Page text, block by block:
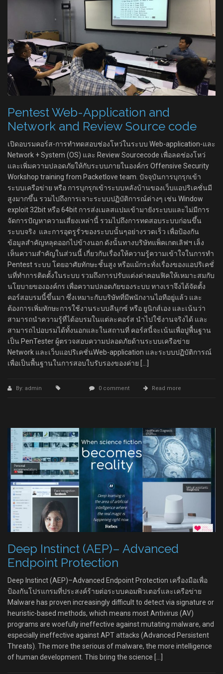
Pentest Web-Application and
Network and Review Source code
เปิดอบรมคอร์ส-การทำทดสอบช่องโหว่ในระบบ Web-application-และ
Network + System (OS) และ Review Sourcecode เพื่อลดช่องโหว่
และเพิ่มความปลอดภัยให้กับระบบภายในองค์กร Offensive Security
Workshop training from Packetlove team. ปัจจุบันการบุกรุกเข้า
ระบบเครือข่าย หรือ การบุกรุกเข้าระบบหลังบ้านของเว็บแอปริเคชั่นมี
สูงมากขึ้น รวมไปถึงการเจาะระบบปฏิบัติการณ์ต่างๆ เช่น Window
exploit 32bit หรือ 64bit การส่งเมลสแปมเข้ามายังระบบและไม่มีการ
จัดการปัญหาความเสี่ยงเหล่านี้ รวมไปถึงการทดสอบระบบก่อนขึ้น
ระบบจริง และการอุดรูรั่วของระบบนั้นๆอย่างรวดเร็ว เพื่อป้องกัน
ข้อมูลสำคัญหลุดออกไปข้างนอก ดังนั้นทางบริษัทแพ็คเกตเลิฟฯ เล็ง
เห็นความสำคัญในส่วนนี้ เกี่ยวกับเรื่องให้ความรู้ความเข้าใจในการทำ
Pentest ระบบ โดยอาศัยทักษะชั้นสูง หรือแม้กระทั่งเรื่องของแอปริเคชั่
นที่ทำการติดตั้งในระบบ รวมถึงการปรับแต่งค่าคอนฟิคให้เหมาะสมกับ
นโยบายขององค์กร เพื่อความปลอดภัยของระบบ ทางเราจึงได้จัดตั้ง
คอร์สอบรมนี้ขึ้นมา ซึ่งเหมาะกับบริษัทที่มีพนักงานไอทีอยู่แล้ว และ
ต้องการเพิ่มทักษะการใช้งานระบบลีนุกซ์ หรือ ยูนิกส์เอง และเน้นว่า
สามารถนำความรู้ที่ได้อบรมในแต่ละคอร์ส นำไปใช้งานจริงได้ และ
สามารถไปอบรมได้ทั้งนอกและในสถานที่ คอร์สนี้จะเน้นเพื่อปูพื้นฐาน
เป็น PenTester ผู้ตรวจสอบความปลอดภัยด้านระบบเครือข่าย
Network และเว็บแอปริเคชั่นWeb-application และระบบปฏิบัติการณ์
เพื่อเป็นพื้นฐานในการสอบใบรับรองของค่าย […]
By: admin 0 comment Read more
Deep Instinct (AEP)– Advanced
Endpoint Protection
Deep Instinct (AEP)–Advanced Endpoint Protection เครื่องมือเพื่อ
ป้องกันโปรแกรมที่ประสงค์ร้ายต่อระบบคอมพิวเตอร์และเครือข่าย
Malware has proven increasingly difficult to detect via signature or
heuristic-based methods, which means most Antivirus (AV)
programs are woefully ineffective against mutating malware, and
especially ineffective against APT attacks (Advanced Persistent
Threats). The more the serious of malware, the more intelligence
of human development. This bring the science […]